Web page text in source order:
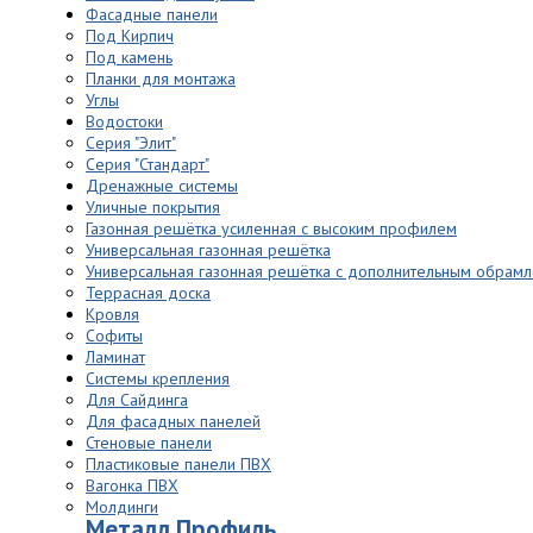
Фасадные панели
Под Кирпич
Под камень
Планки для монтажа
Углы
Водостоки
Серия "Элит"
Серия "Стандарт"
Дренажные системы
Уличные покрытия
Газонная решётка усиленная с высоким профилем
Универсальная газонная решётка
Универсальная газонная решётка с дополнительным
Террасная доска
Кровля
Софиты
Ламинат
Системы крепления
Для Сайдинга
Для фасадных панелей
Стеновые панели
Пластиковые панели ПВХ
Вагонка ПВХ
Молдинги